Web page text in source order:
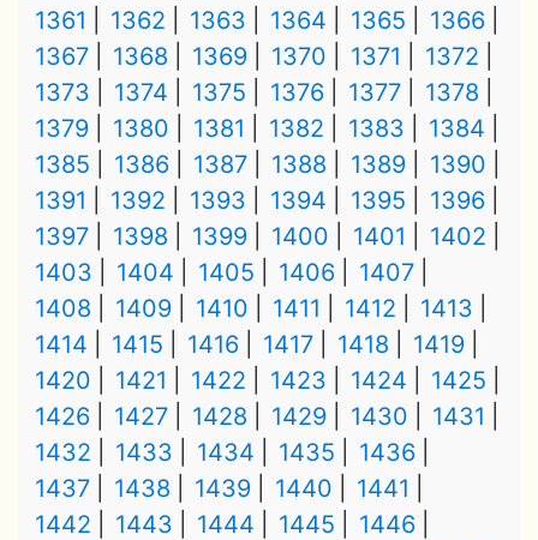
1361
1362 1363 1364 1365
1366
1367
1368 1369 1370 1371
1372
1373
1374 1375 1376 1377
1378
1379
1380 1381 1382 1383
1384
1385
1386 1387 1388 1389
1390
1391
1392 1393 1394 1395
1396
1397
1398 1399 1400 1401
1402
1403
1404 1405 1406
1407
1408
1409 1410 1411 1412
1413
1414
1415 1416 1417 1418
1419
1420
1421 1422 1423 1424
1425
1426
1427 1428 1429 1430
1431
1432
1433 1434 1435
1436
1437
1438 1439 1440
1441
1442
1443 1444 1445
1446